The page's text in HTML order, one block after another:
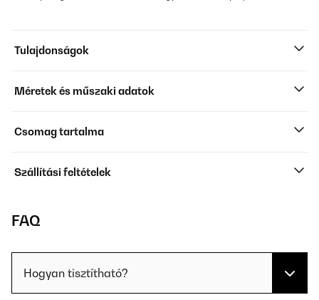
Tulajdonságok
Méretek és műszaki adatok
Csomag tartalma
Szállítási feltételek
FAQ
Hogyan tisztítható?